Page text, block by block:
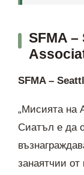
SFMA
SFMA –
„Мисията на
Сиатъл е да
занаятчии